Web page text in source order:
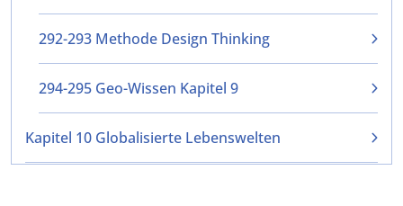
292-293 Methode Design Thinking
294-295 Geo-Wissen Kapitel 9
Kapitel 10 Globalisierte Lebenswelten